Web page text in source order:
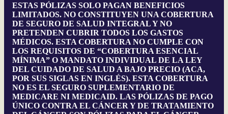
ESTAS PÓLIZAS SOLO PAGAN BENEFICIOS
LIMITADOS. NO CONSTITUYEN UNA COBERTURA
DE SEGURO DE SALUD INTEGRAL Y NO
PRETENDEN CUBRIR TODOS LOS GASTOS
MÉDICOS. ESTA COBERTURA NO CUMPLE CON
LOS REQUISITOS DE “COBERTURA ESENCIAL
MÍNIMA” O MANDATO INDIVIDUAL DE LA LEY
DEL CUIDADO DE SALUD A BAJO PRECIO (ACA,
POR SUS SIGLAS EN INGLÉS). ESTA COBERTURA
NO ES EL SEGURO SUPLEMENTARIO DE
MEDICARE NI MEDICAID. LAS PÓLIZAS DE PAGO
ÚNICO CONTRA EL CÁNCER Y DE TRATAMIENTO